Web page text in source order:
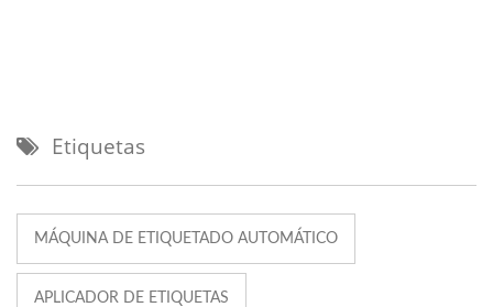
Etiquetas
MÁQUINA DE ETIQUETADO AUTOMÁTICO
APLICADOR DE ETIQUETAS